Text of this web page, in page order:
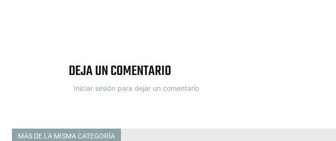
DEJA UN COMENTARIO
Iniciar sesión para dejar un comentario
MÁS DE LA MISMA CATEGORÍA